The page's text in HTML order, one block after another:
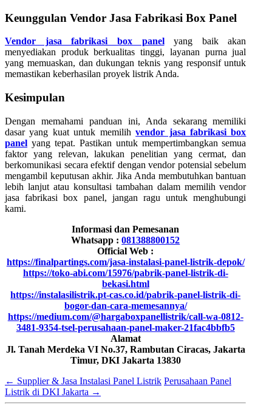
Keunggulan Vendor Jasa Fabrikasi Box Panel
Vendor jasa fabrikasi box panelyang baik akan
menyediakan produk berkualitas tinggi, layanan purna jual
yang memuaskan, dan dukungan teknis yang responsif untuk
memastikan keberhasilan proyek listrik Anda.
Kesimpulan
Dengan memahami panduan ini, Anda sekarang memiliki
dasar yang kuat untuk memilihvendor jasa fabrikasi box
panel yang tepat. Pastikan untuk mempertimbangkan semua
faktor yang relevan, lakukan penelitian yang cermat, dan
berkomunikasi secara efektif dengan vendor potensial sebelum
mengambil keputusan akhir. Jika Anda membutuhkan bantuan
lebih lanjut atau konsultasi tambahan dalam memilih vendor
jasa fabrikasi box panel, jangan ragu untuk menghubungi
kami.
Informasi dan Pemesanan
Whatsapp :081388800152
Official Web :
https://finalpartings.com/jasa-instalasi-panel-listrik-depok/
https://toko-abi.com/15976/pabrik-panel-listrik-di-
bekasi.html
https://instalasilistrik.pt-cas.co.id/pabrik-panel-listrik-di-
bogor-dan-cara-memesannya/
https://medium.com/@hargaboxpanellistrik/call-wa-0812-
3481-9354-tsel-perusahaan-panel-maker-21fac4bbfb5
Alamat
Jl. Tanah Merdeka VI No.37, Rambutan Ciracas, Jakarta
Timur, DKI Jakarta 13830
← Supplier & Jasa Instalasi Panel Listrik Perusahaan Panel
Listrik di DKI Jakarta →